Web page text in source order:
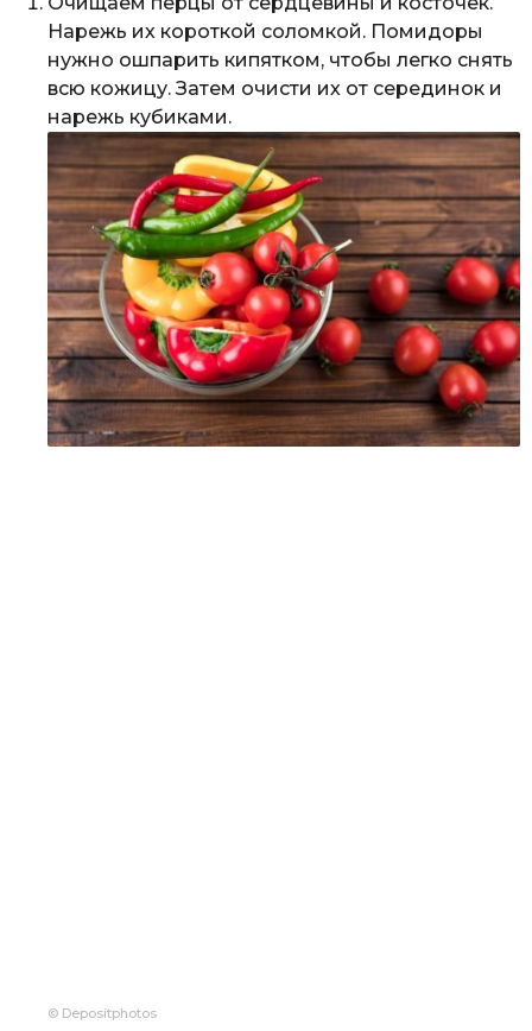
Нарежь их короткой соломкой. Помидоры
нужно ошпарить кипятком, чтобы легко снять
всю кожицу. Затем очисти их от серединок и
нарежь кубиками.
© Depositphotos